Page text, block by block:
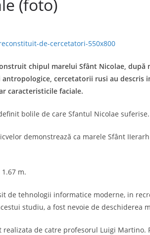
(foto)
chipul marelui Sfânt Nicolae, după
cercetatorii rusi au descris
caracteristicile faciale.
bolile de care Sfantul Nicolae suferise.
demonstrează ca marele Sfânt
m.
de tehnologii informatice moderne, in
studiu, a fost nevoie de deschiderea
realizata de catre profesorul Luigi